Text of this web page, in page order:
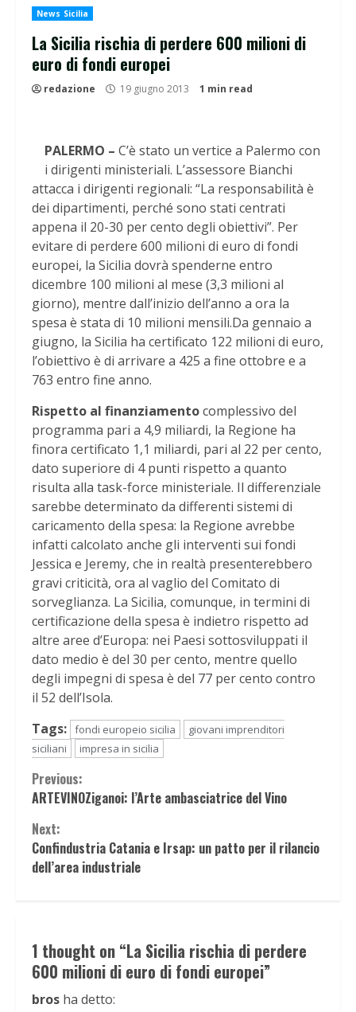
News Sicilia
La Sicilia rischia di perdere 600 milioni di
euro di fondi europei
redazione 19 giugno 2013 1 min read
PALERMO – C’è stato un vertice a Palermo con
i dirigenti ministeriali. L’assessore Bianchi
attacca i dirigenti regionali: “La responsabilità è
dei dipartimenti, perché sono stati centrati
appena il 20-30 per cento degli obiettivi”. Per
evitare di perdere 600 milioni di euro di fondi
europei, la Sicilia dovrà spenderne entro
dicembre 100 milioni al mese (3,3 milioni al
giorno), mentre dall’inizio dell’anno a ora la
spesa è stata di 10 milioni mensili.Da gennaio a
giugno, la Sicilia ha certificato 122 milioni di euro,
l’obiettivo è di arrivare a 425 a fine ottobre e a
763 entro fine anno.
Rispetto al finanziamentocomplessivo del
programma pari a 4,9 miliardi, la Regione ha
finora certificato 1,1 miliardi, pari al 22 per cento,
dato superiore di 4 punti rispetto a quanto
risulta alla task-force ministeriale. Il differenziale
sarebbe determinato da differenti sistemi di
caricamento della spesa: la Regione avrebbe
infatti calcolato anche gli interventi sui fondi
Jessica e Jeremy, che in realtà presenterebbero
gravi criticità, ora al vaglio del Comitato di
sorveglianza. La Sicilia, comunque, in termini di
certificazione della spesa è indietro rispetto ad
altre aree d’Europa: nei Paesi sottosviluppati il
dato medio è del 30 per cento, mentre quello
degli impegni di spesa è del 77 per cento contro
il 52 dell’Isola.
Tags: fondi europeio sicilia
giovani imprenditori
siciliani
impresa in sicilia
Continue
Reading
Previous:
ARTEVINOZiganoi: l’Arte ambasciatrice del Vino
Next:
Confindustria Catania e Irsap: un patto per il rilancio
dell’area industriale
1 thought on “La Sicilia rischia di perdere
600 milioni di euro di fondi europei”
bros ha detto: